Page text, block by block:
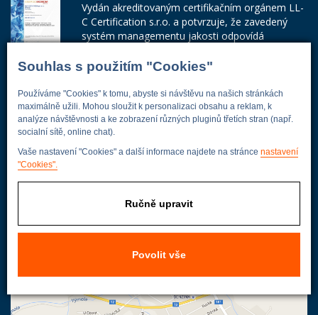
Souhlas s použitím "Cookies"
Používáme "Cookies" k tomu, abyste si návštěvu na našich stránkách
maximálně užili. Mohou sloužit k personalizaci obsahu a reklam, k
analýze návštěvnosti a ke zobrazení různých pluginů třetích stran (např.
socialní sítě, online chat).
Vaše nastavení "Cookies" a další informace najdete na stránce nastavení
"Cookies".
Ručně upravit
Povolit vše
Vydán akreditovaným certifikačním orgánem LL-
C Certification s.r.o. a potvrzuje, že zavedený
systém managementu jakosti odpovídá
Adresa firmy
Wolkerova 433